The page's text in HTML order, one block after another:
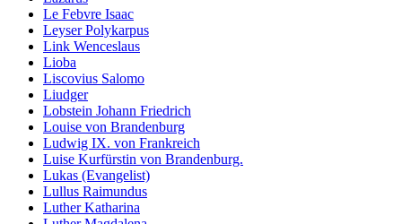
Le Febvre Isaac
Leyser Polykarpus
Link Wenceslaus
Lioba
Liscovius Salomo
Liudger
Lobstein Johann Friedrich
Louise von Brandenburg
Ludwig IX. von Frankreich
Luise Kurfürstin von Brandenburg.
Lukas (Evangelist)
Lullus Raimundus
Luther Katharina